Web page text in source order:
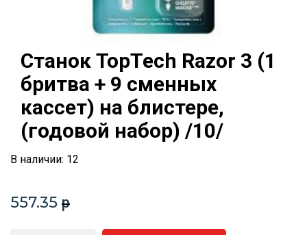
Станок TopTech Razor 3 (1
бритва + 9 сменных
кассет) на блистере,
(годовой набор) /10/
В наличии: 12
557.35 p